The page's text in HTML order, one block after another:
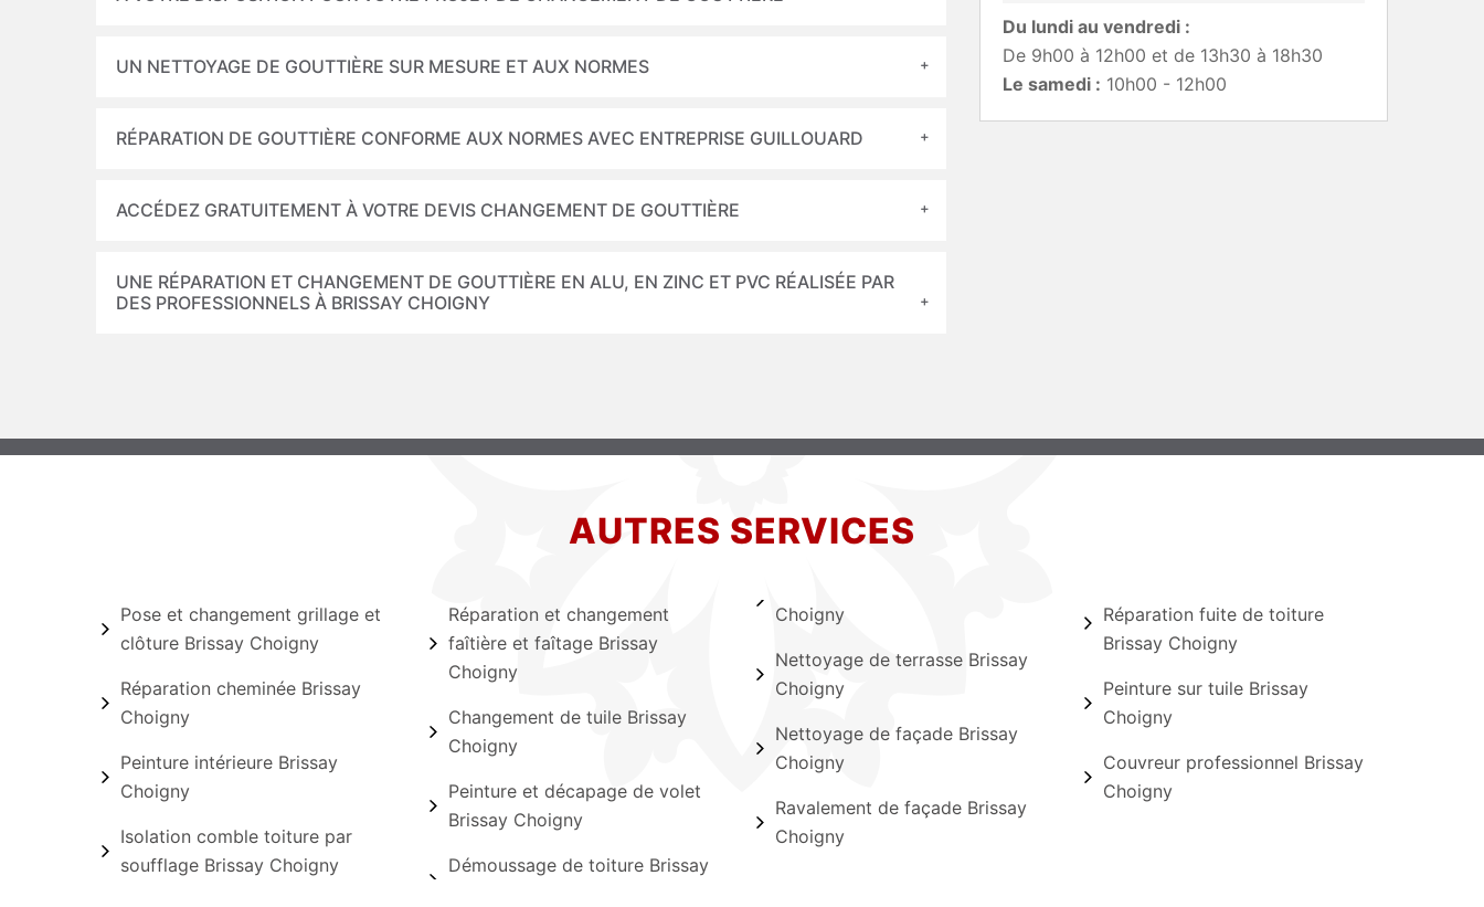
UN NETTOYAGE DE GOUTTIÈRE SUR MESURE ET AUX NORMES
RÉPARATION DE GOUTTIÈRE CONFORME AUX NORMES AVEC ENTREPRISE GUILLOUARD
ACCÉDEZ GRATUITEMENT À VOTRE DEVIS CHANGEMENT DE GOUTTIÈRE
UNE RÉPARATION ET CHANGEMENT DE GOUTTIÈRE EN ALU, EN ZINC ET PVC RÉALISÉE PAR
DES PROFESSIONNELS À BRISSAY CHOIGNY
Du lundi au vendredi :
De 9h00 à 12h00 et de 13h30 à 18h30
Le samedi : 10h00 - 12h00
AUTRES SERVICES
Pose et changement grillage et
clôture Brissay Choigny
Réparation cheminée Brissay
Choigny
Peinture intérieure Brissay
Choigny
Isolation comble toiture par
soufflage Brissay Choigny
Réparation et changement
faîtière et faîtage Brissay
Choigny
Changement de tuile Brissay
Choigny
Peinture et décapage de volet
Brissay Choigny
Démoussage de toiture Brissay
Choigny
Nettoyage de terrasse Brissay
Choigny
Nettoyage de façade Brissay
Choigny
Ravalement de façade Brissay
Choigny
Réparation fuite de toiture
Brissay Choigny
Peinture sur tuile Brissay
Choigny
Couvreur professionnel Brissay
Choigny